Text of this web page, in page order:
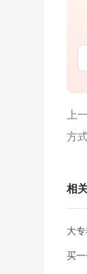
上
方
相
大
买